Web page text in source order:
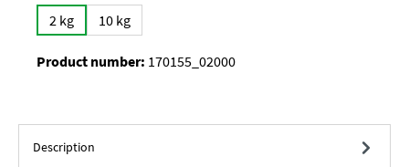
2 kg
10 kg
Product number: 170155_02000
Description